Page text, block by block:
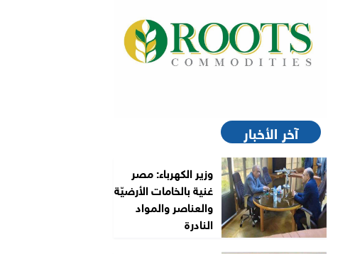
آخر الأخبار
وزير الكهرباء: مصر
غنية بالخامات الأرضيّة
والعناصر والمواد
النادرة